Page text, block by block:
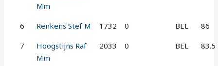
Mm
6 Renkens Stef M 1732 0 BEL 86
7
Hoogstijns Raf
Mm
2033 0 BEL 83.5